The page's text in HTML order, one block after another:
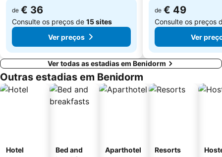
de € 36
Consulte os preços de 15 sites
Ver preços
de € 49
Consulte os preços
Ver
Ver todas as estadias em Benidorm
Outras estadias em Benidorm
Hotel
Bed and
Aparthotel Resorts